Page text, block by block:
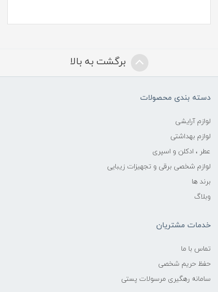
برگشت به بالا
دسته بندی محصولات
لوازم آرایشی
لوازم بهداشتی
عطر ، ادکلن و اسپری
لوازم شخصی برقی و تجهیزات زیبایی
برند ها
وبلاگ
خدمات مشتریان
تماس با ما
حفظ حریم شخصی
سامانه رهگیری مرسولات پستی